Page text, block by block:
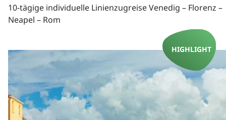
10-tägige individuelle Linienzugreise Venedig – Florenz –
Neapel – Rom
HIGHLIGHT